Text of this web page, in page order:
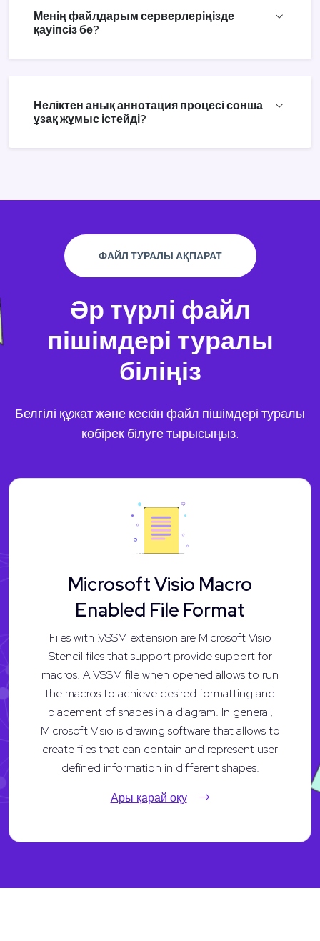
Менің файлдарым серверлеріңізде
қауіпсіз бе?
Неліктен анық аннотация процесі сонша
ұзақ жұмыс істейді?
ФАЙЛ ТУРАЛЫ АҚПАРАТ
Әр түрлі файл
пішімдері туралы
біліңіз
Белгілі құжат және кескін файл пішімдері туралы
көбірек білуге тырысыңыз.
Microsoft Visio Macro
Enabled File Format
Files with .VSSM extension are Microsoft Visio
Stencil files that support provide support for
macros. A VSSM file when opened allows to run
the macros to achieve desired formatting and
placement of shapes in a diagram. In general,
Microsoft Visio is drawing software that allows to
create files that can contain and represent user
defined information in different shapes.
Ары қарай оқу